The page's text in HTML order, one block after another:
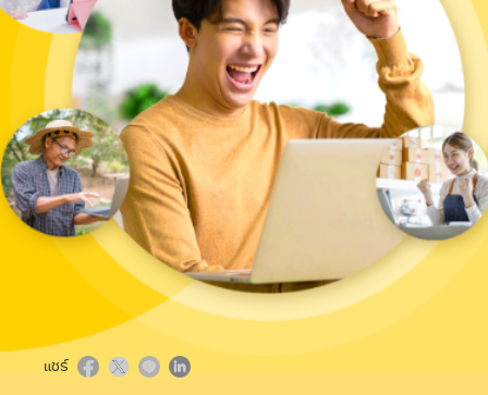
Hard
Infrastructure
Communication
Conduit
Telecommunication
Tower
International
NT IIG
Datacom
International
Service
Submarine
communications
cable
IP VPN
International
Broadband
International
Ethernet
NT Broadband
Internet Gateway
NetPlay
Hi-speed
C internet
แชร์